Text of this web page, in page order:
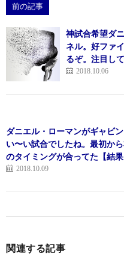
前の記事
神試合希望ダ
ネル。好ファ
るぞ。注目し
2018.10.06
ダニエル・ローマンがギャビ
い〜い試合でしたね。最初か
のタイミングが合ってた【結果
2018.10.09
関連する記事